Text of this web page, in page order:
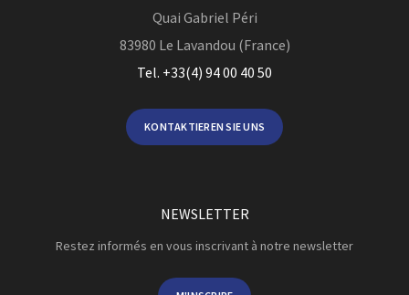
Quai Gabriel Péri
83980 Le Lavandou (France)
Tel. +33(4) 94 00 40 50
KONTAKTIEREN SIE UNS
NEWSLETTER
Restez informés en vous inscrivant à notre newsletter